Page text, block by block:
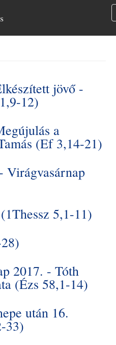
jövő -
12)
a
(Ef 3,14-21)
Virágvasárnap
5,1-11)
2017. - Tóth
(Ézs 58,1-14)
után 16.
33)